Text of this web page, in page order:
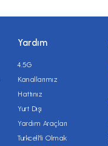
Yardım
4.5G
Kanallarımız
Hattınız
Yurt Dışı
Yardım Araçları
Turkcell'li Olmak